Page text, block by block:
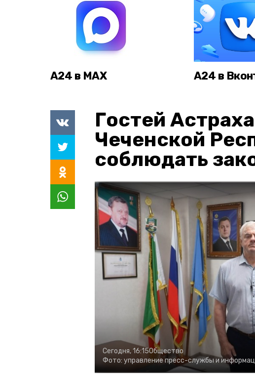
А24 в MAX А24 в
Гостей
Чеченской
соблюдать
Сегодня, 16:15Общество
Фото: управление пресс-службы и